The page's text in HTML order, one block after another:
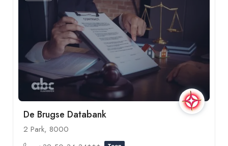
De Brugse Databank
2 Park, 8000